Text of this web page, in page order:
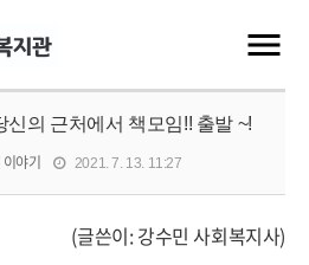
신의 근처에서 책모임!! 출발 ~!
야기 2021. 7. 13. 11:27
(글쓴이: 강수민 사회복지사)